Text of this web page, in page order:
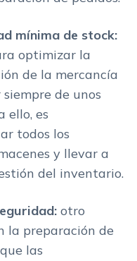
mínima de stock:
optimizar la
de la mercancía
de unos
ello, es
todos los
y llevar a
del inventario.
otro
la preparación de
las